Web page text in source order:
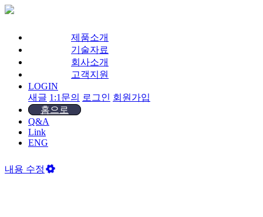
제품소개
기술자료
회사소개
고객지원
LOGIN
새글 1:1문의 로그인 회원가입
홈으로
Q&A
Link
ENG
내용 수정